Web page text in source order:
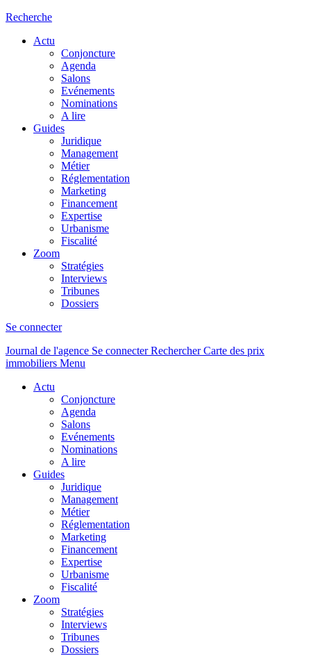
Recherche
Actu
Conjoncture
Agenda
Salons
Evénements
Nominations
A lire
Guides
Juridique
Management
Métier
Réglementation
Marketing
Financement
Expertise
Urbanisme
Fiscalité
Zoom
Stratégies
Interviews
Tribunes
Dossiers
Se connecter
Journal de l'agence Se connecterRechercher Carte des prix
immobiliers Menu
Actu
Conjoncture
Agenda
Salons
Evénements
Nominations
A lire
Guides
Juridique
Management
Métier
Réglementation
Marketing
Financement
Expertise
Urbanisme
Fiscalité
Zoom
Stratégies
Interviews
Tribunes
Dossiers